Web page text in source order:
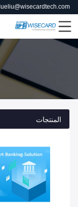
المنتجات